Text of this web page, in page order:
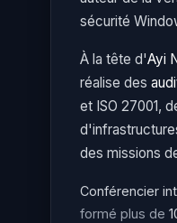
sécurité
À la tête d'Ayi
réalise des
et ISO 27001,
des missions
Conférencier
formé plus de